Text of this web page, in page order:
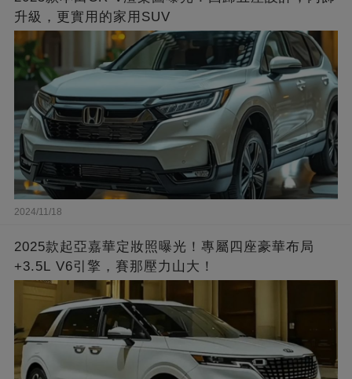
升級，更實用的家用SUV
2024/11/18
2025款起亞嘉華定妝照曝光！專屬四座豪華布局
+3.5L V6引擎，賽那壓力山大！